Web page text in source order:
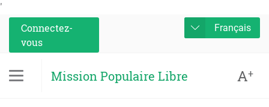
'
Connectez-
vous
Français
Mission Populaire Libre A+